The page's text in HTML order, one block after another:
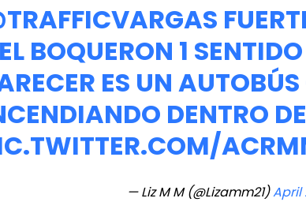
BOQUERON 1
ES UN
DENTRO
— Liz M M (@Lizamm21)April